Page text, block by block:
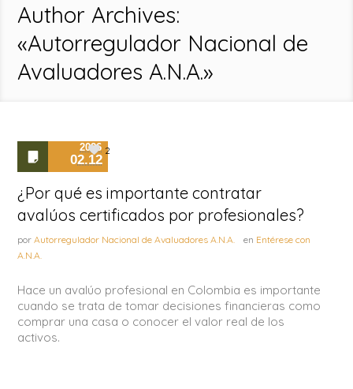
Author Archives:
«Autorregulador Nacional de
Avaluadores A.N.A.»
2026
02.12
2
¿Por qué es importante contratar
avalúos certificados por profesionales?
porAutorregulador Nacional de Avaluadores A.N.A. en Entérese con
A.N.A.
Hace un avalúo profesional en Colombia es importante
cuando se trata de tomar decisiones financieras como
comprar una casa o conocer el valor real de los
activos.